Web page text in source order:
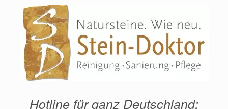
springen
Hotline für ganz Deutschland: